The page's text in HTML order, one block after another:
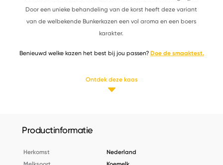
Door een unieke behandeling van de korst heeft deze variant
van de welbekende Bunkerkazen een vol aroma en een boers
karakter.
Benieuwd welke kazen het best bij jou passen? Doe de smaaktest.
Ontdek deze kaas
Productinformatie
Herkomst
Nederland